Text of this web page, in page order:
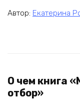
Автор: Екатерина
О чем книга
отбор»